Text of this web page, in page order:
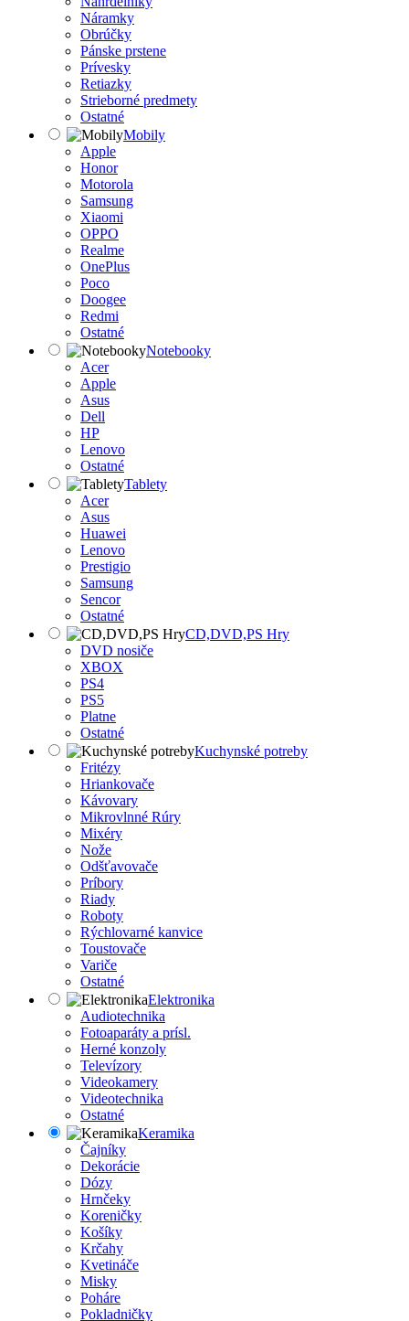
Náramky
Obrúčky
Pánske prstene
Prívesky
Retiazky
Strieborné predmety
Ostatné
Mobily
Apple
Honor
Motorola
Samsung
Xiaomi
OPPO
Realme
OnePlus
Poco
Doogee
Redmi
Ostatné
Notebooky
Acer
Apple
Asus
Dell
HP
Lenovo
Ostatné
Tablety
Acer
Asus
Huawei
Lenovo
Prestigio
Samsung
Sencor
Ostatné
CD,DVD,PS Hry
DVD nosiče
XBOX
PS4
PS5
Platne
Ostatné
Kuchynské potreby
Fritézy
Hriankovače
Kávovary
Mikrovlnné Rúry
Mixéry
Nože
Odšťavovače
Príbory
Riady
Roboty
Rýchlovarné kanvice
Toustovače
Variče
Ostatné
Elektronika
Audiotechnika
Fotoaparáty a prísl.
Herné konzoly
Televízory
Videokamery
Videotechnika
Ostatné
Keramika
Čajníky
Dekorácie
Dózy
Hrnčeky
Koreničky
Košíky
Krčahy
Kvetináče
Misky
Poháre
Pokladničky